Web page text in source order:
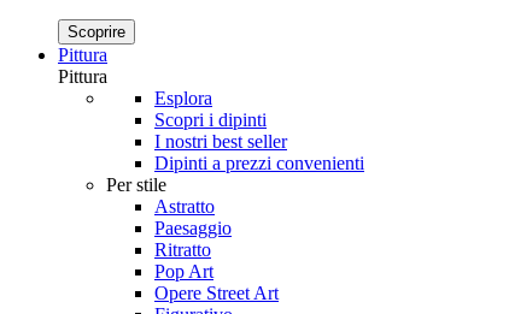
Scoprire
Pittura
Pittura
Esplora
Scopri i dipinti
I nostri best seller
Dipinti a prezzi convenienti
Per stile
Astratto
Paesaggio
Ritratto
Pop Art
Opere Street Art